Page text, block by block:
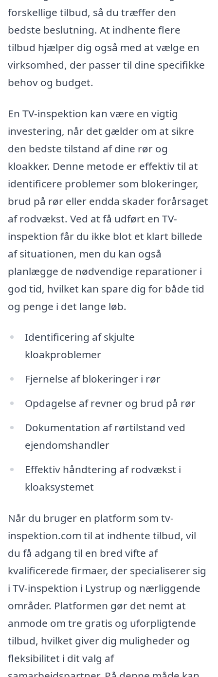
forskellige tilbud, så du træffer den
bedste beslutning. At indhente flere
tilbud hjælper dig også med at vælge en
virksomhed, der passer til dine specifikke
behov og budget.
En TV-inspektion kan være en vigtig
investering, når det gælder om at sikre
den bedste tilstand af dine rør og
kloakker. Denne metode er effektiv til at
identificere problemer som blokeringer,
brud på rør eller endda skader forårsaget
af rodvækst. Ved at få udført en TV-
inspektion får du ikke blot et klart billede
af situationen, men du kan også
planlægge de nødvendige reparationer i
god tid, hvilket kan spare dig for både tid
og penge i det lange løb.
Identificering af skjulte
kloakproblemer
Fjernelse af blokeringer i rør
Opdagelse af revner og brud på rør
Dokumentation af rørtilstand ved
ejendomshandler
Effektiv håndtering af rodvækst i
kloaksystemet
Når du bruger en platform som tv-
inspektion.com til at indhente tilbud, vil
du få adgang til en bred vifte af
kvalificerede firmaer, der specialiserer sig
i TV-inspektion i Lystrup og nærliggende
områder. Platformen gør det nemt at
anmode om tre gratis og uforpligtende
tilbud, hvilket giver dig muligheder og
fleksibilitet i dit valg af